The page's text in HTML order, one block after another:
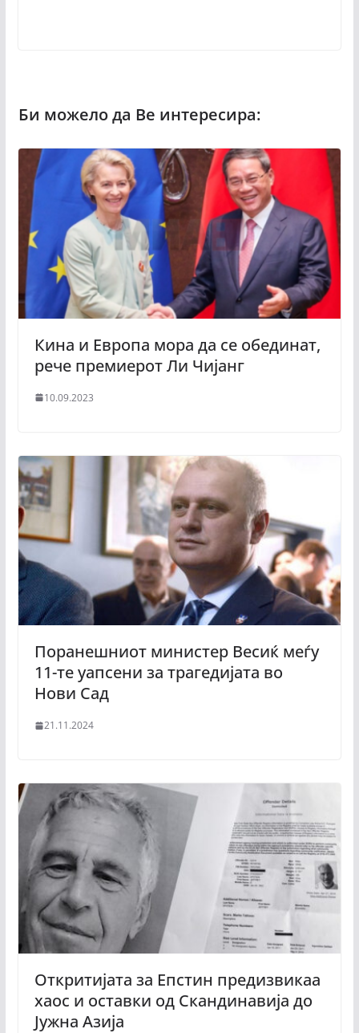
Кина и Европа мора да се обединат,
рече премиерот Ли Чијанг
10.09.2023
Поранешниот министер Весиќ меѓу
11-те уапсени за трагедијата во
Нови Сад
21.11.2024
Откритијата за Епстин предизвикаа
хаос и оставки од Скандинавија до
Јужна Азија